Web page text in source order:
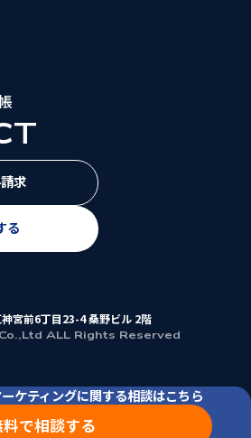
ケティングに関する相談はこちら
で相談する
求
る
宮前6丁目23-4 桑野ビル 2階
ALL Rights Reserved